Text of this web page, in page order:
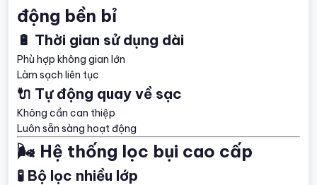
động bền bỉ
🔋 Thời gian sử dụng dài
Phù hợp không gian lớn
Làm sạch liên tục
🔌 Tự động quay về sạc
Không cần can thiệp
Luôn sẵn sàng hoạt động
🌬️ Hệ thống lọc bụi cao cấp
🧪 Bộ lọc nhiều lớp